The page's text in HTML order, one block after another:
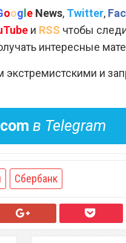
oogle News, Twitter,
и RSS чтобы
интересные
и
в Telegram
Сбербанк